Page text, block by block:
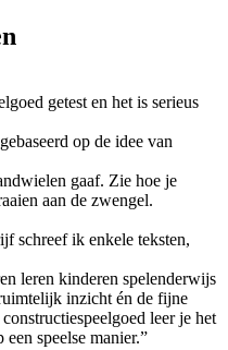
getest en het is serieus
op de idee van
gaaf. Zie hoe je
aan de zwengel.
schreef ik enkele teksten,
leren kinderen spelenderwijs
inzicht én de fijne
leer je het
speelse manier.”